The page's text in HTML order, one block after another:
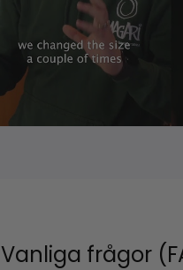
Vanliga frågor